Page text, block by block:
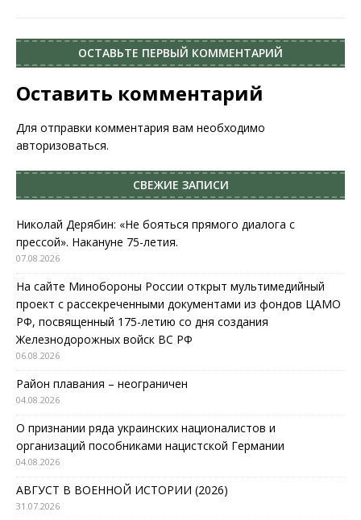
ОСТАВЬТЕ ПЕРВЫЙ КОММЕНТАРИЙ
Оставить комментарий
Для отправки комментария вам необходимо
авторизоваться.
СВЕЖИЕ ЗАПИСИ
Николай Дерябин: «Не бояться прямого диалога с
прессой». Накануне 75-летия.
07.08.2026
На сайте Минобороны России открыт мультимедийный
проект с рассекреченными документами из фондов ЦАМО
РФ, посвященный 175-летию со дня создания
Железнодорожных войск ВС РФ
06.08.2026
Район плавания – неограничен
04.08.2026
О признании ряда украинских националистов и
организаций пособниками нацистской Германии
04.08.2026
АВГУСТ В ВОЕННОЙ ИСТОРИИ (2026)
31.07.2026